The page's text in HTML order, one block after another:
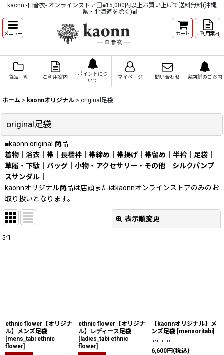
kaonn -日音衣- オンラインストア□■15,000円以上お買い上げで送料無料(沖縄
県・北海道を除く)■□
メニュー カート ご利用案内
商品一覧 ご利用案内
ポイントにつ
いて
マイページ 問い合わせ 実店舗のご案内
ホーム > kaonnオリジナル > original足袋
original足袋
■kaonn original 商品
着物
浴衣 帯 長襦袢 帯締め 帯揚げ 帯留め 半衿 足袋
草履・下駄
バッグ 小物・アクセサリー・その他
シルクパンプ
スサンダル
kaonnオリジナル商品は店頭またはkaonnオンラインストアのみのお
取り扱いとなります。
表示順変更
5件
ethnic flower【オリジナ
ル】メンズ足袋
[mens_tabi ethnic
flower]
ethnic flower【オリジナ
ル】レディース足袋
[ladies_tabi ethnic
flower]
【kaonnオリジナル】メ
ンズ足袋 [mensoritabi]
6,600円 (税込)